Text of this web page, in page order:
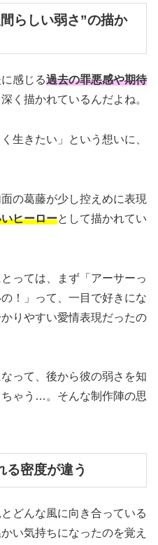
らしい弱さ”の描か
感じる過去の罪悪感や期待
く描かれているんだよね。
生きたい」という想いに、
の葛藤が少し控えめに表現
ヒーローとして描かれてい
っては、まず「アーサーっ
！」って、一目で好きにな
りやすい愛情表現だったの
って、後から彼の弱さを知
ゃう…。そんな制作陣の思
る密度が違う
どんな風に向き合っている
い気持ちになったのを覚え